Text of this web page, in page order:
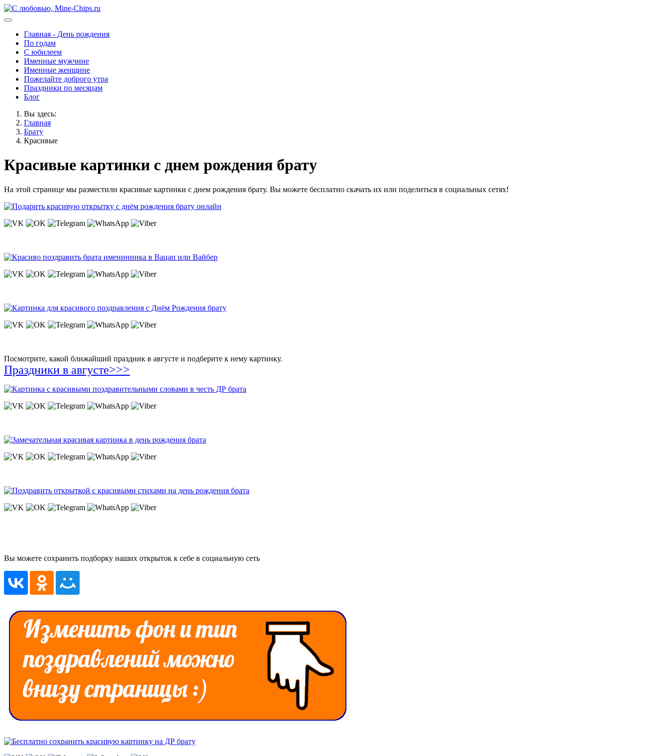
Главная - День рождения
По годам
С юбилеем
Именные мужчине
Именные женщине
Пожелайте доброго утра
Праздники по месяцам
Блог
Вы здесь:
Главная
Брату
Красивые
Красивые картинки с днем рождения брату
На этой странице мы разместили красивые картинки с днем рождения брату. Вы можете бесплатно скачать их или поделиться в социальных сетях!
Посмотрите, какой ближайший праздник в августе и подберите к нему картинку.
Праздники в августе>>>
Вы можете сохранить подборку наших открыток к себе в социальную сеть